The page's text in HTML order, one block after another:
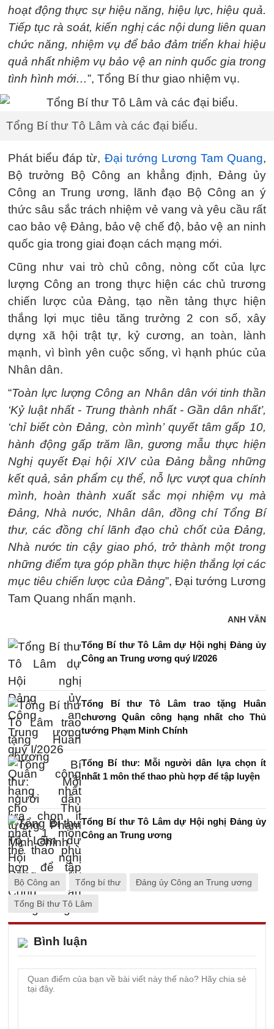
hoạt động thực sự hiệu năng, hiệu lực, hiệu quả.
Tiếp tục rà soát, kiến nghị các nội dung liên quan
chức năng, nhiệm vụ để bảo đảm triển khai hiệu
quả nhất nhiệm vụ bảo vệ an ninh quốc gia trong
tình hình mới…”, Tổng Bí thư giao nhiệm vụ.
Tổng Bí thư Tô Lâm và các đại biểu.
Phát biểu đáp từ, Đại tướng Lương Tam Quang,
Bộ trưởng Bộ Công an khẳng định, Đảng ủy
Công an Trung ương, lãnh đạo Bộ Công an ý
thức sâu sắc trách nhiệm vẻ vang và yêu cầu rất
cao bảo vệ Đảng, bảo vệ chế độ, bảo vệ an ninh
quốc gia trong giai đoạn cách mạng mới.
Cũng như vai trò chủ công, nòng cốt của lực
lượng Công an trong thực hiện các chủ trương
chiến lược của Đảng, tạo nền tảng thực hiện
thắng lợi mục tiêu tăng trưởng 2 con số, xây
dựng xã hội trật tự, kỷ cương, an toàn, lành
mạnh, vì bình yên cuộc sống, vì hạnh phúc của
Nhân dân.
“Toàn lực lượng Công an Nhân dân với tinh thần
‘Kỷ luật nhất - Trung thành nhất - Gần dân nhất’,
‘chỉ biết còn Đảng, còn mình’ quyết tâm gấp 10,
hành động gấp trăm lần, gương mẫu thực hiện
Nghị quyết Đại hội XIV của Đảng bằng những
kết quả, sản phẩm cụ thể, nỗ lực vượt qua chính
mình, hoàn thành xuất sắc mọi nhiệm vụ mà
Đảng, Nhà nước, Nhân dân, đồng chí Tổng Bí
thư, các đồng chí lãnh đạo chủ chốt của Đảng,
Nhà nước tin cậy giao phó, trở thành một trong
những điểm tựa góp phần thực hiện thắng lợi các
mục tiêu chiến lược của Đảng”, Đại tướng Lương
Tam Quang nhấn mạnh.
ANH VĂN
Tổng Bí thư Tô Lâm dự Hội nghị Đảng ủy
Công an Trung ương quý I/2026
Tổng Bí thư Tô Lâm trao tặng Huân
chương Quân công hạng nhất cho Thủ
tướng Phạm Minh Chính
Tổng Bí thư: Mỗi người dân lựa chọn ít
nhất 1 môn thể thao phù hợp để tập luyện
Tổng Bí thư Tô Lâm dự Hội nghị Đảng ủy
Công an Trung ương
Bộ Công an Tổng bí thư Đảng ủy Công an Trung ương
Tổng Bí thư Tô Lâm
Bình luận